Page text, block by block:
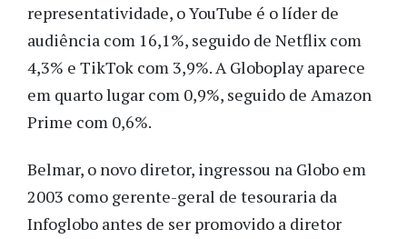
representatividade, o YouTube é o líder de
audiência com 16,1%, seguido de Netflix com
4,3% e TikTok com 3,9%. A Globoplay aparece
em quarto lugar com 0,9%, seguido de Amazon
Prime com 0,6%.
Belmar, o novo diretor, ingressou na Globo em
2003 como gerente-geral de tesouraria da
Infoglobo antes de ser promovido a diretor